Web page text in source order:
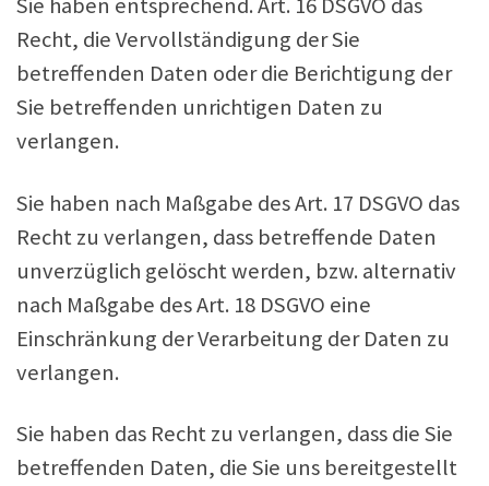
Sie haben entsprechend. Art. 16 DSGVO das
Recht, die Vervollständigung der Sie
betreffenden Daten oder die Berichtigung der
Sie betreffenden unrichtigen Daten zu
verlangen.
Sie haben nach Maßgabe des Art. 17 DSGVO das
Recht zu verlangen, dass betreffende Daten
unverzüglich gelöscht werden, bzw. alternativ
nach Maßgabe des Art. 18 DSGVO eine
Einschränkung der Verarbeitung der Daten zu
verlangen.
Sie haben das Recht zu verlangen, dass die Sie
betreffenden Daten, die Sie uns bereitgestellt